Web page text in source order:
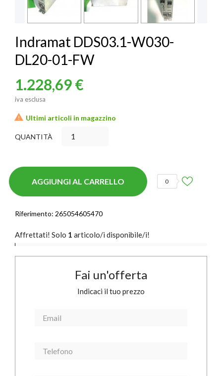
Indramat DDS03.1-W030-
DL20-01-FW
1.228,69 €
iva esclusa
 Ultimi articoli in magazzino
QUANTITÀ
AGGIUNGI AL CARRELLO 0
Riferimento: 265054605470
Affrettati! Solo 1 articolo/i disponibile/i!
Fai un'offerta
Indicaci il tuo prezzo